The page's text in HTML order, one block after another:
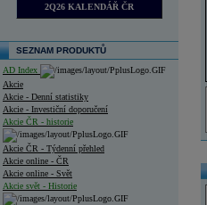
2Q26 KALENDÁŘ ČR
SEZNAM PRODUKTŮ
AD Index
Akcie
Akcie - Denní statistiky
Akcie - Investiční doporučení
Akcie ČR - historie
Akcie ČR - Týdenní přehled
Akcie online - ČR
Akcie online - Svět
Akcie svět - Historie